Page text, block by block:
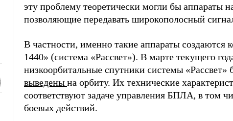
эту проблему теоретически могли бы аппараты
позволяющие передавать широкополосный
В частности, именно такие аппараты создаются
1440» (система «Рассвет»). В марте текущего
низкоорбитальные спутники системы
выведены на орбиту. Их технические
соответствуют задаче управления БПЛА, в том
боевых действий.